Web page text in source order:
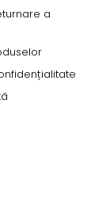
ceaun
de
a